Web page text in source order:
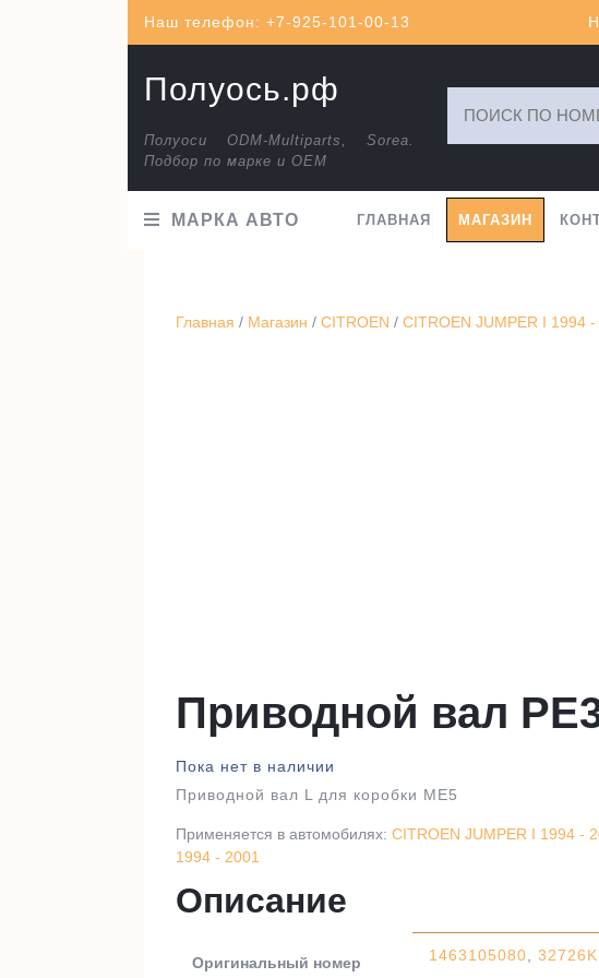
Наш телефон: +7-925-101-00-13
Полуось.рф
Полуоси ODM-Multiparts, Sorea.
Подбор по марке и ОЕМ
МАРКА АВТО ГЛАВНАЯ МАГАЗИН
Главная / Магазин / CITROEN / CITROEN JUMPER I 1994 -
Приводной вал
Пока нет в наличии
Приводной вал L для коробки ME5
Применяется в автомобилях: CITROEN JUMPER I 1994 -
1994 - 2001
Описание
Оригинальный номер 1463105080, 32726K